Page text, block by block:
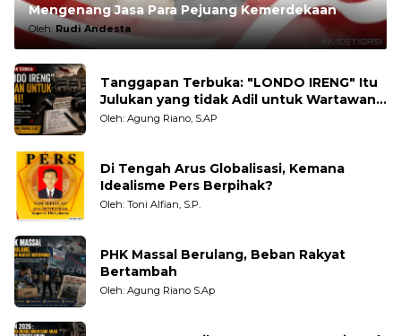
Mengenang Jasa Para Pejuang Kemerdekaan
Oleh:Rudi Andesta
Tanggapan Terbuka: "LONDO IRENG" Itu
Julukan yang tidak Adil untuk Wartawan,
Pengamat dan LSM
Oleh: Agung Riano, S.AP
Di Tengah Arus Globalisasi, Kemana
Idealisme Pers Berpihak?
Oleh: Toni Alfian, S.P.
PHK Massal Berulang, Beban Rakyat
Bertambah
Oleh: Agung Riano S.Ap